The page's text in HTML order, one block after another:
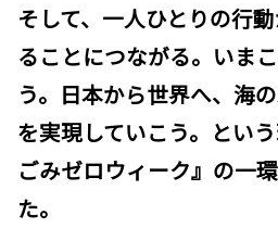
そして、一人ひとりの行
ることにつながる。いま
う。日本から世界へ、海
を実現していこう。とい
ごみゼロウィーク』の一
た。